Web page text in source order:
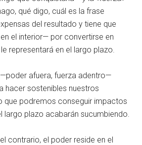
qué digo, cuál es la frase
del resultado y tiene que
el interior— por convertirse en
representará en el largo plazo.
afuera, fuerza adentro—
hacer sostenibles nuestros
que podremos conseguir impactos
largo plazo acabarán sucumbiendo.
contrario, el poder reside en el